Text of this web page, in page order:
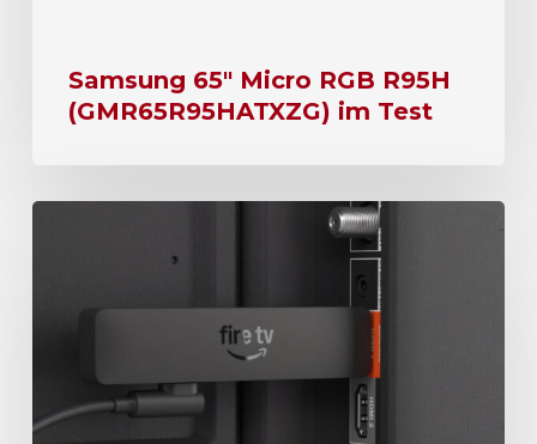
Samsung 65″ Micro RGB R95H
(GMR65R95HATXZG) im Test